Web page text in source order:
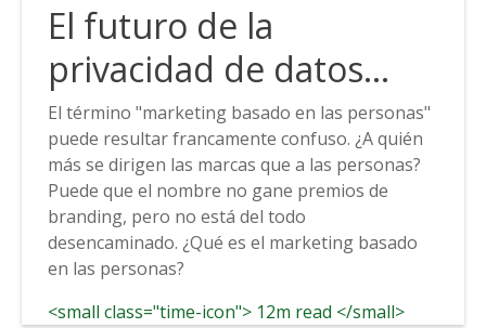
El futuro de la
privacidad de datos
cambia rápidamente y
cómo prepararse para
ello
El término "marketing basado en las personas"
puede resultar francamente confuso. ¿A quién
más se dirigen las marcas que a las personas?
Puede que el nombre no gane premios de
branding, pero no está del todo
desencaminado. ¿Qué es el marketing basado
en las personas?
<small class="time-icon"> 12m read </small>